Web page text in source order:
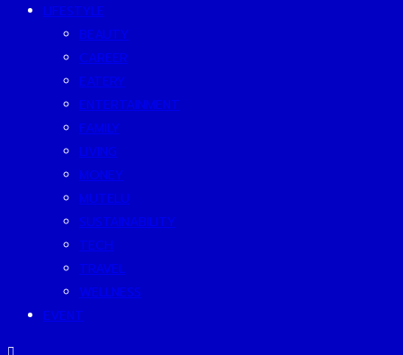
LIFESTYLE
BEAUTY
CAREER
EATERY
ENTERTAINMENT
FAMILY
LIVING
MONEY
MUTELU
SUSTAINABILITY
TECH
TRAVEL
WELLNESS
EVENT